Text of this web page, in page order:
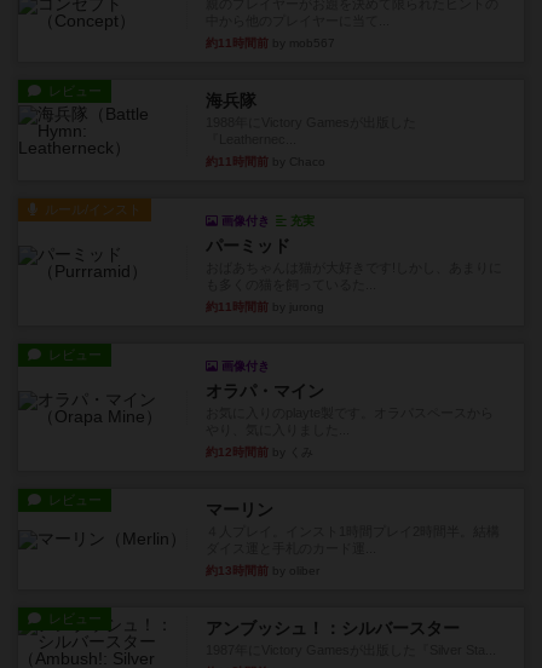
約11時間前
レビュー 海兵隊
約11時間前
ルール/インスト
画像付き 充実
パーミッド
約11時間前
レビュー
画像付き
オラパ・マイン
約12時間前
レビュー マーリン
約13時間前
レビュー アンブッシュ！：シルバースター